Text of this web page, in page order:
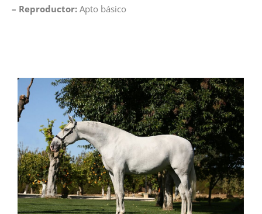
– Reproductor: Apto básico